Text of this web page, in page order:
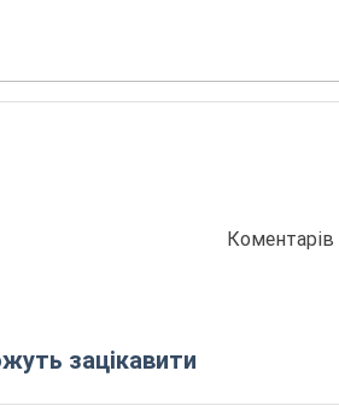
зацікавити